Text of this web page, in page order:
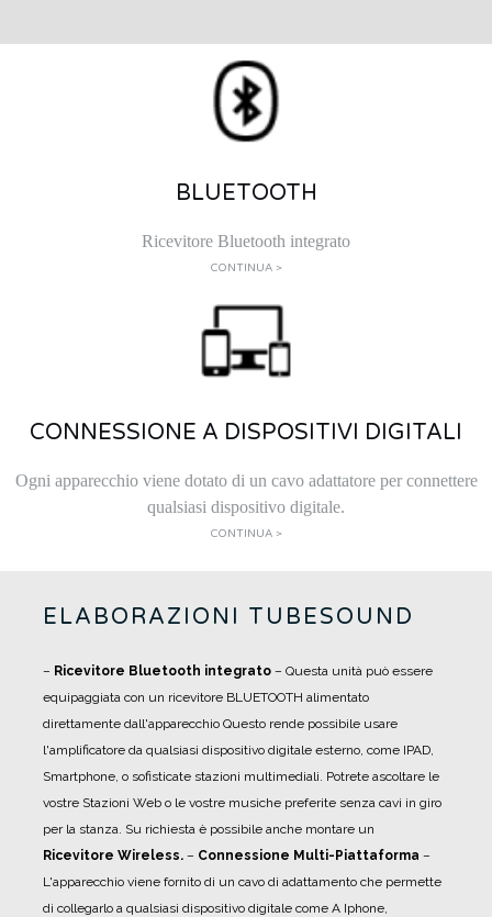
BLUETOOTH
Ricevitore Bluetooth integrato
CONTINUA >
CONNESSIONE A DISPOSITIVI DIGITALI
Ogni apparecchio viene dotato di un cavo adattatore per connettere
qualsiasi dispositivo digitale.
CONTINUA >
ELABORAZIONI TUBESOUND
– Ricevitore Bluetooth integrato – Questa unità può essere
equipaggiata con un ricevitore BLUETOOTH alimentato
direttamente dall'apparecchio Questo rende possibile usare
l'amplificatore da qualsiasi dispositivo digitale esterno, come IPAD,
Smartphone, o sofisticate stazioni multimediali. Potrete ascoltare le
vostre Stazioni Web o le vostre musiche preferite senza cavi in giro
per la stanza. Su richiesta è possibile anche montare un
Ricevitore Wireless. – Connessione Multi-Piattaforma –
L'apparecchio viene fornito di un cavo di adattamento che permette
di collegarlo a qualsiasi dispositivo digitale come A Iphone,